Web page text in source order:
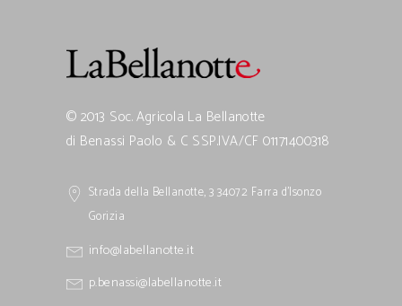
© 2013 Soc. Agricola La Bellanotte
di Benassi Paolo & C SSP.IVA/CF 01171400318
Strada della Bellanotte, 3 34072 Farra d’Isonzo
Gorizia
info@labellanotte.it
p.benassi@labellanotte.it